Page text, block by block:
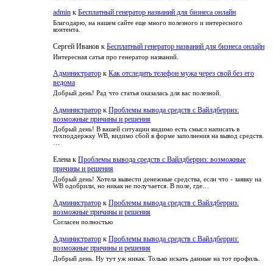
admin к Бесплатный генератор названий для бизнеса онлайн
Благодарю, на нашем сайте еще много полезного и интересного
контента.
Сергей Иванов к Бесплатный генератор названий для бизнеса онлайн
Интересная сатья про генератор названий.
Администратор к Как отследить телефон мужа через свой без его
ведома
Добрый день! Рад что статья оказалась для вас полезной.
Администратор к Проблемы вывода средств с Вайлдберриз:
возможные причины и решения
Добрый день! В вашей ситуации видимо есть смысл написать в
техподдержку WB, видимо сбой в форме заполнения на вывод средств.
…
Елена к Проблемы вывода средств с Вайлдберриз: возможные
причины и решения
Добрый день! Хотела вывести денежные средства, если что - заявку на
WB одобрили, но никак не получается. В поле, где…
Администратор к Проблемы вывода средств с Вайлдберриз:
возможные причины и решения
Согласен полностью
Администратор к Проблемы вывода средств с Вайлдберриз:
возможные причины и решения
Добрый день. Ну тут уж никак. Только искать данные на тот профиль.